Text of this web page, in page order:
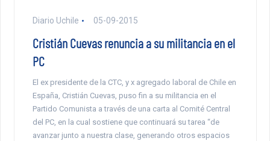
Diario Uchile 05-09-2015
Cristián Cuevas renuncia a su militancia en el
PC
El ex presidente de la CTC, y x agregado laboral de Chile en
España, Cristián Cuevas, puso fin a su militancia en el
Partido Comunista a través de una carta al Comité Central
del PC, en la cual sostiene que continuará su tarea “de
avanzar junto a nuestra clase, generando otros espacios